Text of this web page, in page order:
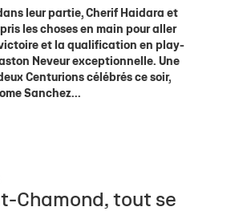
leur partie, Cherif Haidara et
les choses en main pour aller
et la qualification en play-
Neveur exceptionnelle. Une
Centurions célébrés ce soir,
Sanchez...
Chamond, tout se